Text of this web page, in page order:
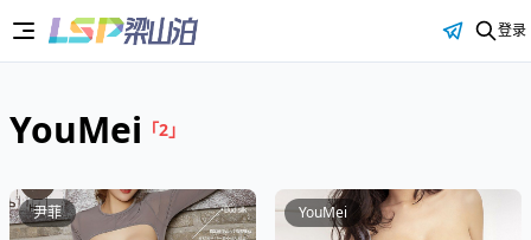
登录
YouMei 「2」
16P
尹菲 YouMei